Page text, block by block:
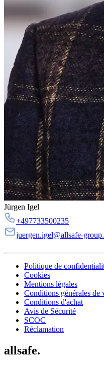
Jürgen Igel
+497733500235
juergen.igel@allsafe-
Politique de
Cookies
Mentions légales
Conditions générales de
Conditions d'achat
Avis de Sécurité
SCOC
Réclamation
allsafe.